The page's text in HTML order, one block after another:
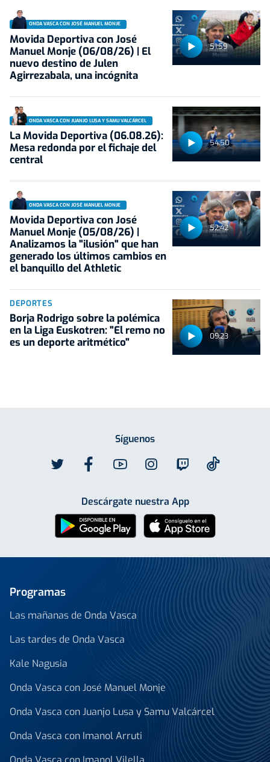
51:59
ONDA VASCA CON JOSÉ MANUEL MONJE
Movida Deportiva con José
Manuel Monje (06/08/26) | El
nuevo destino de Julen
Agirrezabala, una incógnita
54:50
ONDA VASCA CON JUANJO LUSA Y SAMU VALCÁRCEL
La Movida Deportiva (06.08.26):
Mesa redonda por el fichaje del
central
52:42
ONDA VASCA CON JOSÉ MANUEL MONJE
Movida Deportiva con José
Manuel Monje (05/08/26) |
Analizamos la "ilusión" que han
generado los últimos cambios en
el banquillo del Athletic
09:23
DEPORTES
Borja Rodrigo sobre la polémica
en la Liga Euskotren: "El remo no
es un deporte aritmético"
Síguenos
Descárgate nuestra App
Programas
Las mañanas de Onda Vasca
Las tardes de Onda Vasca
Kale Nagusia
Onda Vasca con José Manuel Monje
Onda Vasca con Juanjo Lusa y Samu Valcárcel
Onda Vasca con Imanol Arruti